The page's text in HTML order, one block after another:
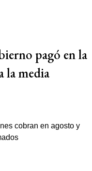
pagó en la
la media